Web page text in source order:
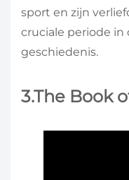
sport en zijn
cruciale periode in
geschiedenis.
3.The Book